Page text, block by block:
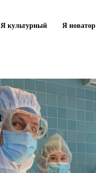
Я культурный Я новатор